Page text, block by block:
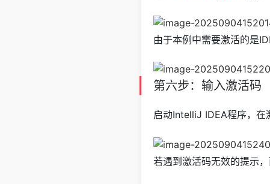
由于本例中需要激活的是
第六步：输入激活码
启动IntelliJ IDEA程序，在
若遇到激活码无效的提示